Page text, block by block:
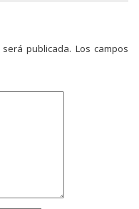
publicada. Los campos